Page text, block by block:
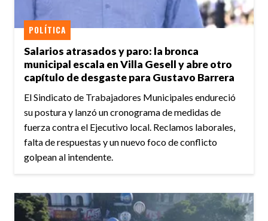
Salarios atrasados y paro: la bronca
municipal escala en Villa Gesell y abre otro
capítulo de desgaste para Gustavo Barrera
POLÍTICA
El Sindicato de Trabajadores Municipales endureció
su postura y lanzó un cronograma de medidas de
fuerza contra el Ejecutivo local. Reclamos laborales,
falta de respuestas y un nuevo foco de conflicto
golpean al intendente.